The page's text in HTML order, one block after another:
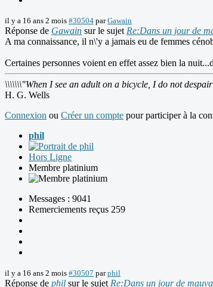
il y a 16 ans 2 mois #30504 parGawain
Réponse de Gawain sur le sujet Re:Dans un jour de
A ma connaissance, il n\'y a jamais eu de femmes
Certaines personnes voient en effet assez bien la
\\\\\\\"When I see an adult on a bicycle, I do not
H. G. Wells
Connexion ou Créer un compte pour participer à la
phil
Hors Ligne
Membre platinium
Messages : 9041
Remerciements reçus 259
il y a 16 ans 2 mois #30507 parphil
Réponse de phil sur le sujet Re:Dans un jour de